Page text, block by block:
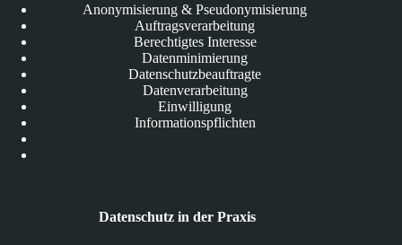
Anonymisierung & Pseudonymisierung
Auftragsverarbeitung
Berechtigtes Interesse
Datenminimierung
Datenschutzbeauftragte
Datenverarbeitung
Einwilligung
Informationspflichten
Datenschutz in der Praxis